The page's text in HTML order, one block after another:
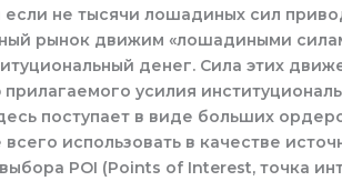
не тысячи лошадиных сил
рынок движим «лошадиными
денег. Сила этих
усилия
поступает в виде больших
использовать в качестве
POI (Points of Interest, точка